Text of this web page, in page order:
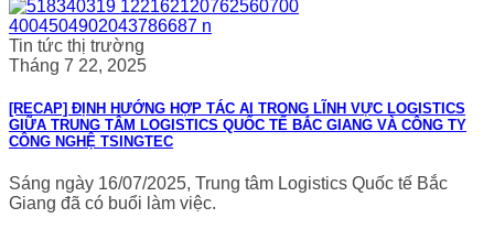
Tin tức thị trường
Tháng 7 22, 2025
[RECAP] ĐỊNH HƯỚNG HỢP TÁC AI TRONG LĨNH VỰC LOGISTICS
GIỮA TRUNG TÂM LOGISTICS QUỐC TẾ BẮC GIANG VÀ CÔNG TY
CÔNG NGHỆ TSINGTEC
Sáng ngày 16/07/2025, Trung tâm Logistics Quốc tế Bắc
Giang đã có buổi làm việc.